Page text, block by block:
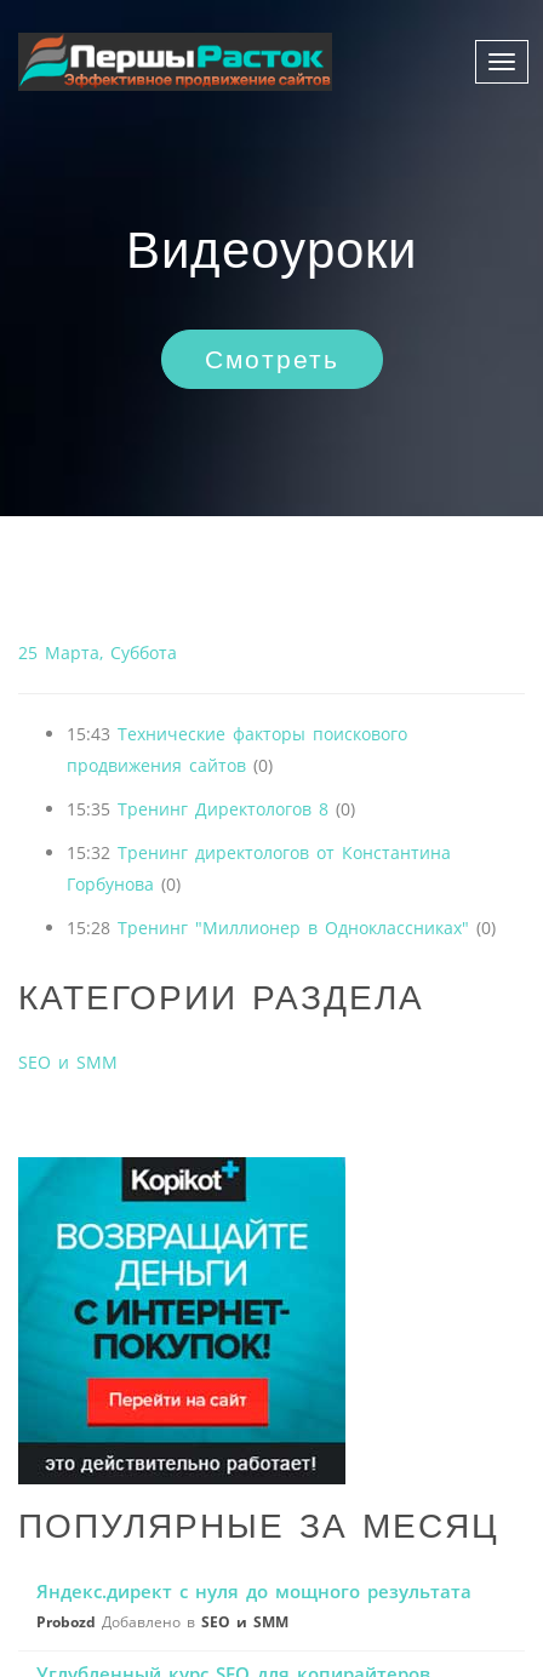
Видеоуроки
Смотреть
25 Марта, Суббота
15:43 Технические факторы поискового
продвижения сайтов (0)
15:35 Тренинг Директологов 8 (0)
15:32 Тренинг директологов от Константина
Горбунова (0)
15:28 Тренинг "Миллионер в Одноклассниках" (0)
КАТЕГОРИИ РАЗДЕЛА
SEO и SMM
ПОПУЛЯРНЫЕ ЗА МЕСЯЦ
Яндекс.директ с нуля до мощного результата
Probozd Добавлено в SEO и SMM